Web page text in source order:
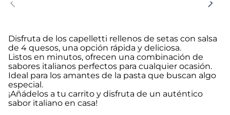
Disfruta de los capelletti rellenos de setas con salsa
de 4 quesos, una opción rápida y deliciosa.
Listos en minutos, ofrecen una combinación de
sabores italianos perfectos para cualquier ocasión.
Ideal para los amantes de la pasta que buscan algo
especial.
¡Añádelos a tu carrito y disfruta de un auténtico
sabor italiano en casa!
4
6. croquetas
7. canelones
8. gambon